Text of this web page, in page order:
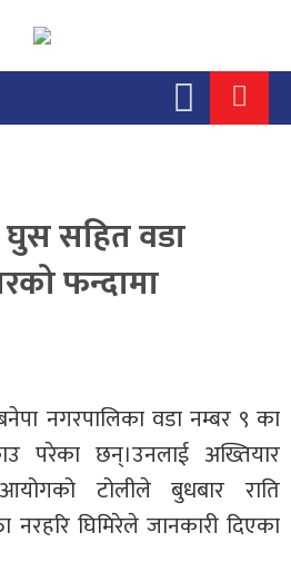
सहित वडा
फन्दामा
नगरपालिका वडा नम्बर ९ का
परेका छन्।उनलाई अख्तियार
टोलीले बुधबार राति
नरहरि घिमिरेले जानकारी दिएका